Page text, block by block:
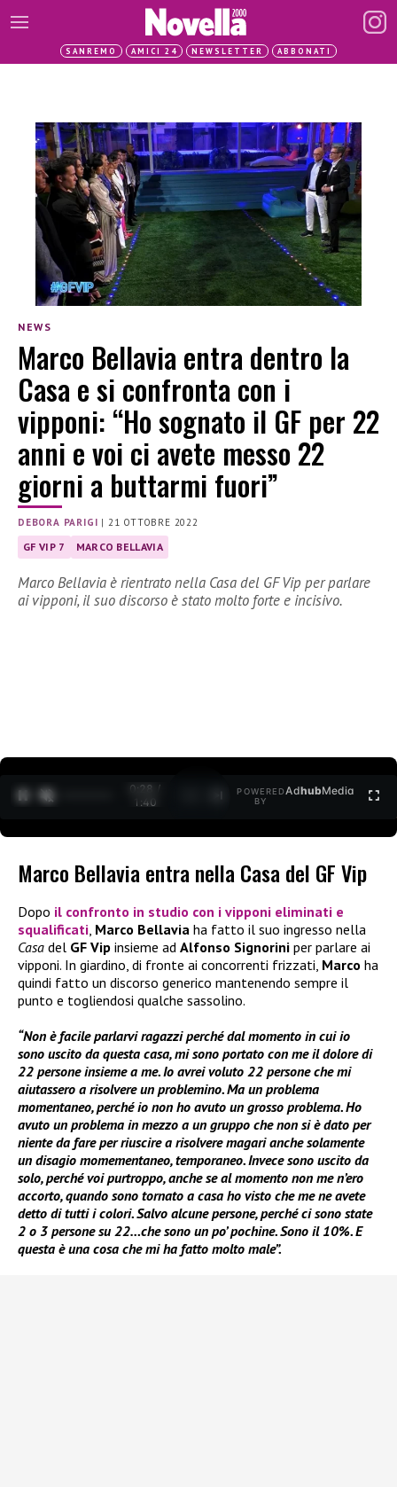
SANREMO AMICI 24 NEWSLETTER ABBONATI
NEWS
Marco Bellavia entra dentro la
Casa e si confronta con i
vipponi: “Ho sognato il GF per 22
anni e voi ci avete messo 22
giorni a buttarmi fuori”
DEBORA PARIGI | 21 OTTOBRE 2022
GF VIP 7 MARCO BELLAVIA
Marco Bellavia è rientrato nella Casa del GF Vip per parlare
ai vipponi, il suo discorso è stato molto forte e incisivo.
0:30 /
1:40
POWERED
BY
AdhubMedia
Marco Bellavia entra nella Casa del GF Vip
Dopo il confronto in studio con i vipponi eliminati e
squalificati, Marco Bellavia ha fatto il suo ingresso nella
Casa del GF Vip insieme ad Alfonso Signorini per parlare ai
vipponi. In giardino, di fronte ai concorrenti frizzati, Marco ha
quindi fatto un discorso generico mantenendo sempre il
punto e togliendosi qualche sassolino.
“Non è facile parlarvi ragazzi perché dal momento in cui io
sono uscito da questa casa, mi sono portato con me il dolore di
22 persone insieme a me. Io avrei voluto 22 persone che mi
aiutassero a risolvere un problemino. Ma un problema
momentaneo, perché io non ho avuto un grosso problema. Ho
avuto un problema in mezzo a un gruppo che non si è dato per
niente da fare per riuscire a risolvere magari anche solamente
un disagio momementaneo, temporaneo. Invece sono uscito da
solo, perché voi purtroppo, anche se al momento non me n’ero
accorto, quando sono tornato a casa ho visto che me ne avete
detto di tutti i colori. Salvo alcune persone, perché ci sono state
2 o 3 persone su 22…che sono un po’ pochine. Sono il 10%. E
questa è una cosa che mi ha fatto molto male”.